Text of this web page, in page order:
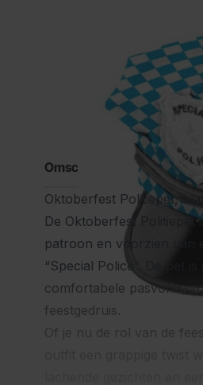
Omschrijving
Oktoberfest Politiepet,
De Oktoberfest Politiepet
patroon en voorzien van
“Special Police”. De pet
comfortabele pasvorm,
feestgedruis.
Of je nu de rol van de